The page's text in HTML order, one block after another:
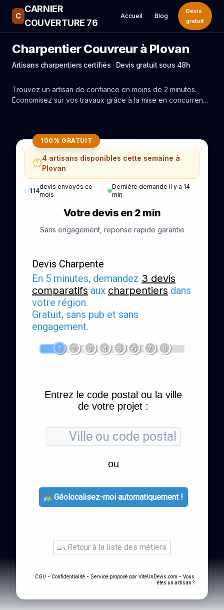
C
CARNIER
COUVERTURE 76
Accueil Blog
Devis
gratuit
Charpentier Couvreur à Plovan
Artisans charpentiers certifiés · Devis gratuit sous 48h
Trouvez un artisan de confiance en moins de 2 minutes.
Économisez sur vos travaux grâce à la mise en concurrence
100% GRATUIT
⏱️4 artisans disponibles cette semaine à
Plovan
✅114
devis envoyés ce
mois
|
Dernière demande il y a 14
min
Votre devis en 2 min
Sans engagement, reponse rapide garantie
Devis Charpente
En 5 minutes, demandez 3 devis
comparatifs aux charpentiers dans
votre région.
Gratuit, sans pub et sans
engagement.
1 2 3 4 5 6 7 8
Entrez le code postal ou la ville
de votre projet :
ou
Géolocalisez-moi automatiquement !
Retour à la liste des métiers
CGU - Confidentialité - Service proposé par ViteUnDevis.com - Vous
êtes un artisan ?